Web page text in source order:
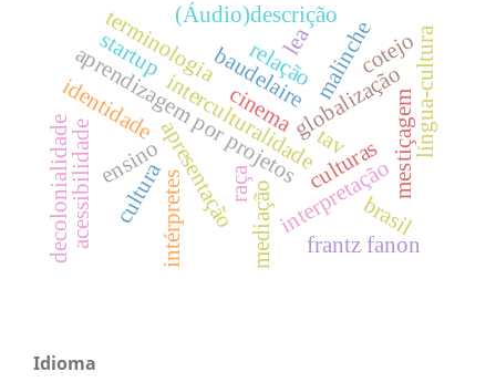
apresentação
aprendizagem por projetos
cultura
globalização
cinema
interculturalidadeculturas
mediação
relação
baudelaire
lea
interpretação
malinche
mestiçagem
identidade língua-cultura
ensino
intérpretes
terminologia
acessibilidade
(Áudio)descrição
tav
decolonialidade
cotejo
frantz fanon
raça
startup
brasil
Idioma